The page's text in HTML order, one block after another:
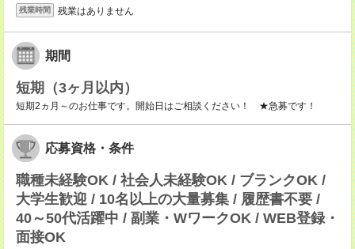
残業時間 残業はありません
期間
短期（3ヶ月以内）
短期2ヵ月～のお仕事です。開始日はご相談ください！ ★急募です！
応募資格・条件
職種未経験OK / 社会人未経験OK / ブランクOK /
大学生歓迎 / 10名以上の大量募集 / 履歴書不要 /
40～50代活躍中 / 副業・WワークOK / WEB登録・
面接OK